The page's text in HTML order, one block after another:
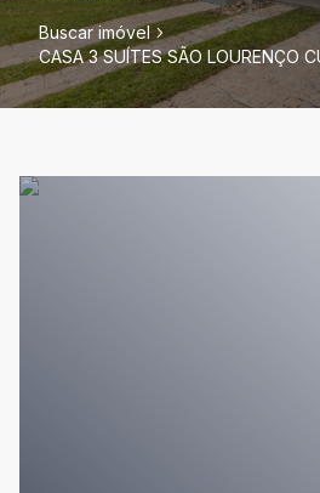
Buscar imóvel
CASA 3 SUÍTES SÃO LOURENÇO